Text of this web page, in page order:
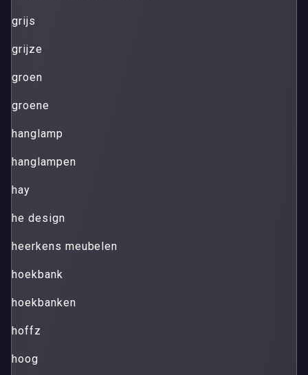
grijs
grijze
groen
groene
hanglamp
hanglampen
hay
he design
heerkens meubelen
hoekbank
hoekbanken
hoffz
hoog